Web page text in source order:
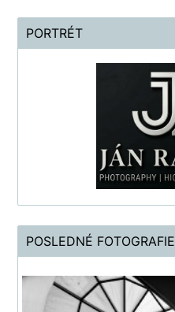
PORTRÉT
POSLEDNÉ FOTOGRAFIE